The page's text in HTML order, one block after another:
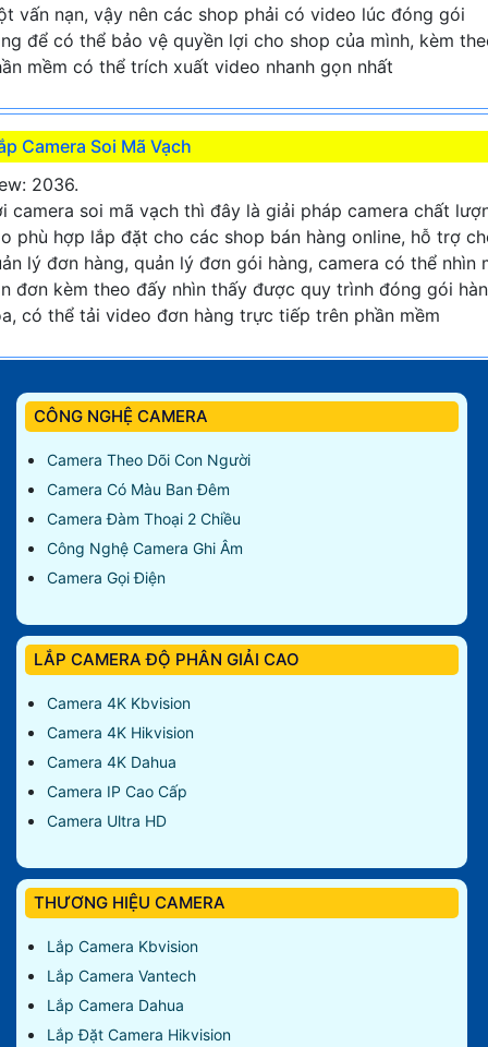
vấn nạn, vậy nên các shop phải có video lúc đóng gói
để có thể bảo vệ quyền lợi cho shop của mình, kèm
mềm có thể trích xuất video nhanh gọn nhất
Camera Soi Mã Vạch
2036.
camera soi mã vạch thì đây là giải pháp camera chất
phù hợp lắp đặt cho các shop bán hàng online, hỗ trợ
lý đơn hàng, quản lý đơn gói hàng, camera có thể nhìn
đơn kèm theo đấy nhìn thấy được quy trình đóng gói
có thể tải video đơn hàng trực tiếp trên phần mềm
CÔNG NGHỆ CAMERA
Camera Theo Dõi Con Người
Camera Có Màu Ban Đêm
Camera Đàm Thoại 2 Chiều
Công Nghệ Camera Ghi Âm
Camera Gọi Điện
LẮP CAMERA ĐỘ PHÂN GIẢI CAO
Camera 4K Kbvision
Camera 4K Hikvision
Camera 4K Dahua
Camera IP Cao Cấp
Camera Ultra HD
THƯƠNG HIỆU CAMERA
Lắp Camera Kbvision
Lắp Camera Vantech
Lắp Camera Dahua
Lắp Đặt Camera Hikvision